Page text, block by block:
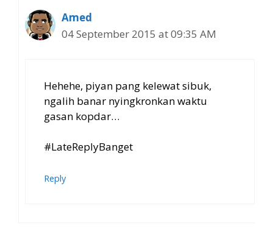
Amed
04 September 2015 at 09:35 AM
Hehehe, piyan pang kelewat sibuk,
ngalih banar nyingkronkan waktu
gasan kopdar…
#LateReplyBanget
Reply